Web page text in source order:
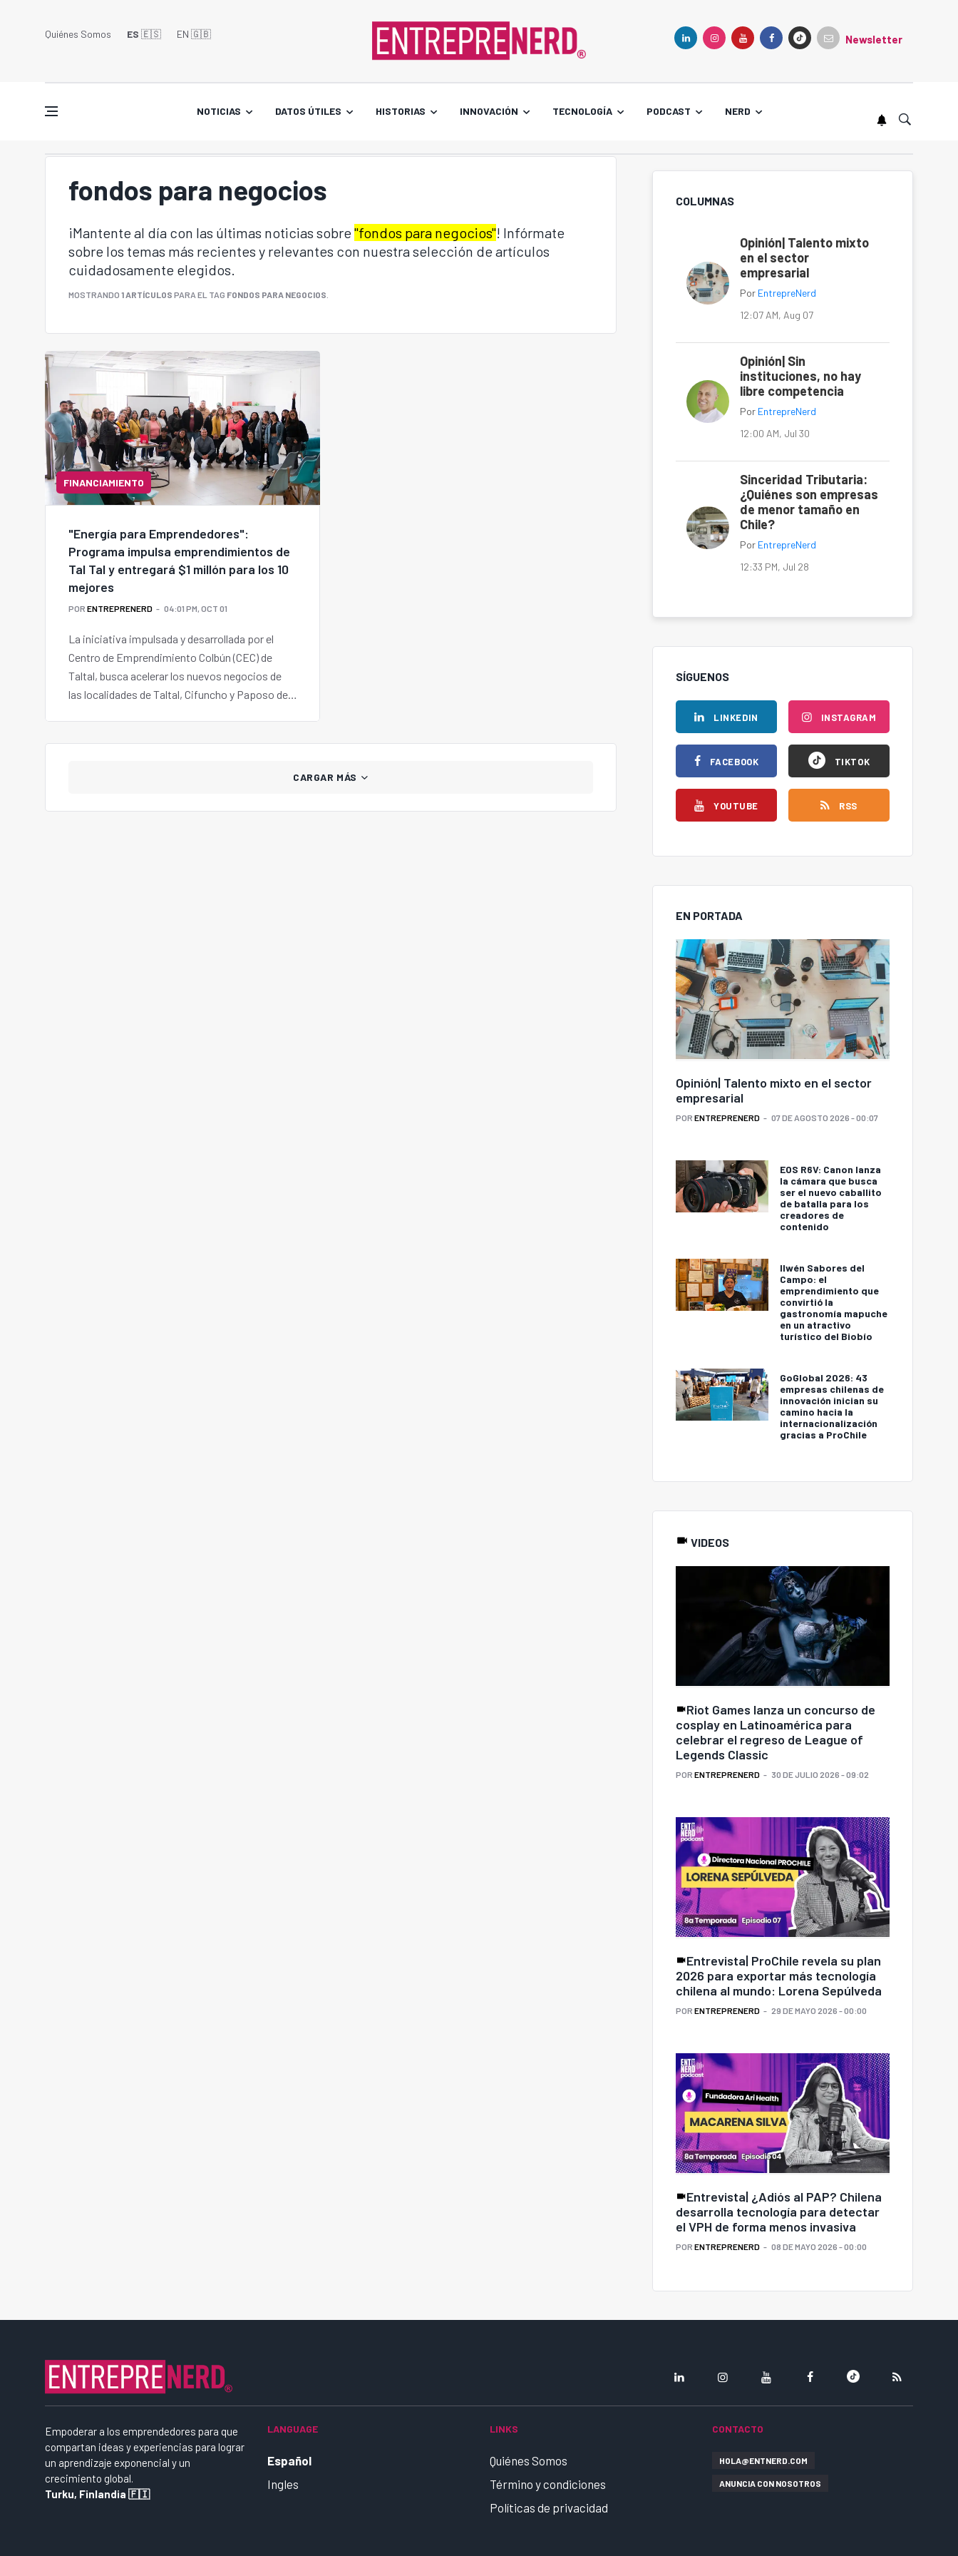
Quiénes Somos ES 🇪🇸 EN 🇬🇧󠁢󠁥󠁮󠁧󠁿 Newsletter
NOTICIAS DATOS ÚTILES HISTORIAS INNOVACIÓN TECNOLOGÍA PODCAST NERD
fondos para negocios
¡Mantente al día con las últimas noticias sobre "fondos para negocios"! Infórmate
sobre los temas más recientes y relevantes con nuestra selección de artículos
cuidadosamente elegidos.
MOSTRANDO 1 ARTÍCULOS PARA EL TAG FONDOS PARA NEGOCIOS
FINANCIAMIENTO
"Energía para Emprendedores":
Programa impulsa emprendimientos de
Tal Tal y entregará $1 millón para los 10
mejores
POR ENTREPRENERD 04:01 PM, OCT 01
La iniciativa impulsada y desarrollada por el
Centro de Emprendimiento Colbún (CEC) de
Taltal, busca acelerar los nuevos negocios de
las localidades de Taltal, Cifuncho y Paposo de
CARGAR MÁS
COLUMNAS
Opinión| Talento mixto
en el sector
empresarial
Por EntrepreNerd
12:07 AM, Aug 07
Opinión| Sin
instituciones, no hay
libre competencia
Por EntrepreNerd
12:00 AM, Jul 30
Sinceridad Tributaria:
¿Quiénes son empresas
de menor tamaño en
Chile?
Por EntrepreNerd
12:33 PM, Jul 28
SÍGUENOS
LINKEDIN
FACEBOOK
YOUTUBE
INSTAGRAM
TIKTOK
RSS
EN PORTADA
Opinión| Talento mixto en el sector
empresarial
POR ENTREPRENERD 07 DE AGOSTO 2026 - 00:07
EOS R6V: Canon lanza
la cámara que busca
ser el nuevo caballito
de batalla para los
creadores de
contenido
Ilwén Sabores del
Campo: el
emprendimiento que
convirtió la
gastronomía mapuche
en un atractivo
turístico del Biobío
GoGlobal 2026: 43
empresas chilenas de
innovación inician su
camino hacia la
internacionalización
gracias a ProChile
VIDEOS
Riot Games lanza un concurso de
cosplay en Latinoamérica para
celebrar el regreso de League of
Legends Classic
POR ENTREPRENERD 30 DE JULIO 2026 - 09:02
Entrevista| ProChile revela su plan
2026 para exportar más tecnología
chilena al mundo: Lorena Sepúlveda
POR ENTREPRENERD 29 DE MAYO 2026 - 00:00
Entrevista| ¿Adiós al PAP? Chilena
desarrolla tecnología para detectar
el VPH de forma menos invasiva
POR ENTREPRENERD 08 DE MAYO 2026 - 00:00
Empoderar a los emprendedores para que
compartan ideas y experiencias para lograr
un aprendizaje exponencial y un
crecimiento global.
Turku, Finlandia 🇫🇮
LANGUAGE
Español
Ingles
LINKS
Quiénes Somos
Término y condiciones
Políticas de privacidad
CONTACTO
HOLA@ENTNERD.COM
ANUNCIA CON NOSOTROS